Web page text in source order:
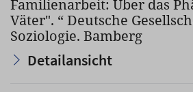
Familienarbeit: Über das
Väter". “ Deutsche
Soziologie. Bamberg
Detailansicht